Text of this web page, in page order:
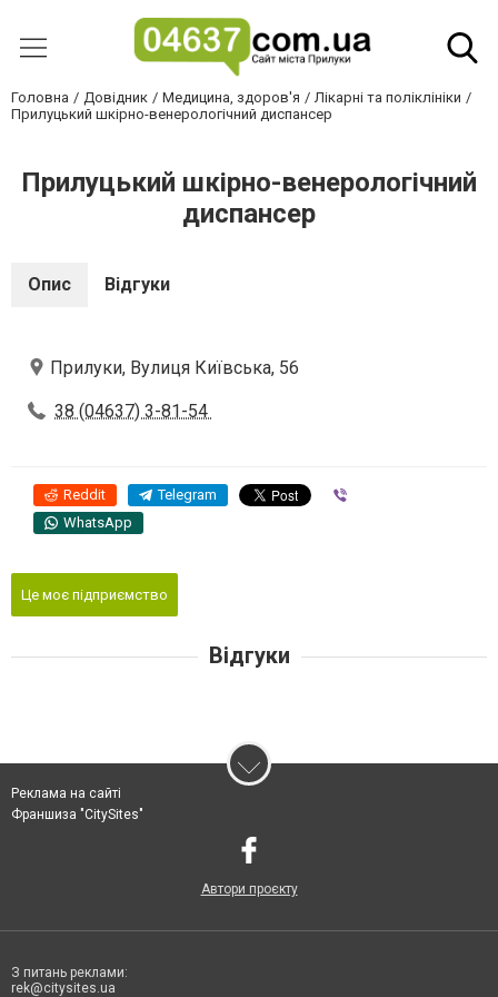
Головна Довідник Медицина, здоров'я
Лікарні та поліклініки
Прилуцький шкірно-венерологічний диспансер
Прилуцький шкірно-венерологічний
диспансер
Опис Відгуки
Прилуки, Вулиця Київська, 56
38 (04637) 3-81-54
Reddit Telegram
WhatsApp
Це моє підприємство
Відгуки
Реклама на сайті
Франшиза "CitySites"
Автори проєкту
З питань реклами:
rek@citysites.ua